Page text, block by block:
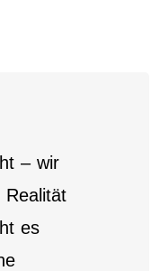
– wir
Realität
es